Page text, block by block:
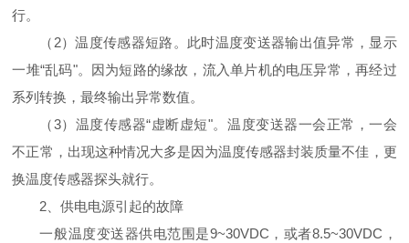
行。
（2）温度传感器短路。此时温度变送器输出值异常，显示
一堆“乱码"。因为短路的缘故，流入单片机的电压异常，再经过
系列转换，最终输出异常数值。
（3）温度传感器“虚断虚短"。温度变送器一会正常，一会
不正常，出现这种情况大多是因为温度传感器封装质量不佳，更
换温度传感器探头就行。
2、供电电源引起的故障
一般温度变送器供电范围是9~30VDC，或者8.5~30VDC，